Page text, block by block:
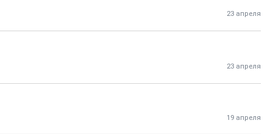
23 апреля
23 апреля
19 апреля